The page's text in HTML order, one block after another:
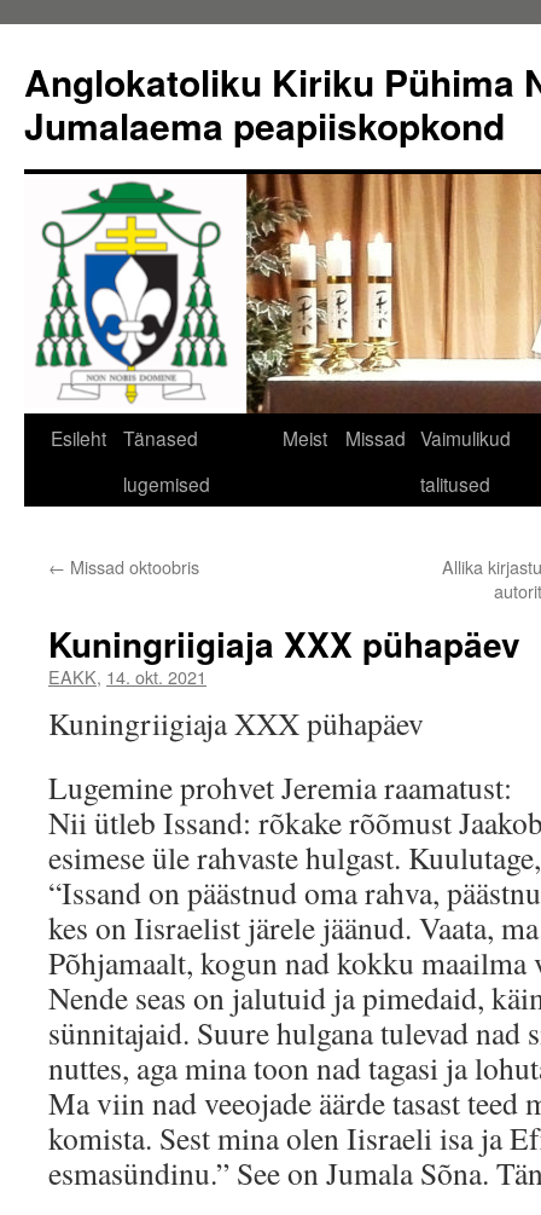
juurde
Anglokatoliku Kiriku Pühima
Jumalaema peapiiskopkond
Esileht
Tänased
lugemised
Meist Missad Vaimulikud
talitused
← Missad oktoobris
Allika
Kuningriigiaja XXX pühapäev
EAKK, 14. okt. 2021
Kuningriigiaja XXX pühapäev
Lugemine prohvet Jeremia raamatust:
Nii ütleb Issand: rõkake rõõmust
esimese üle rahvaste hulgast.
“Issand on päästnud oma rahva,
kes on Iisraelist järele jäänud. Vaata,
Põhjamaalt, kogun nad kokku maailma
Nende seas on jalutuid ja pimedaid,
sünnitajaid. Suure hulgana tulevad nad
nuttes, aga mina toon nad tagasi ja
Ma viin nad veeojade äärde tasast teed
komista. Sest mina olen Iisraeli isa ja
esmasündinu.” See on Jumala Sõna.